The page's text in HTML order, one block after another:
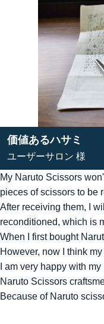
価値あるハサミ
ユーザーサロン 様
My Naruto Scissors
pieces of scissors to be
After receiving them, I
reconditioned, which is
When I first bought
However, now I think
I am very happy with
Naruto Scissors
Because of Naruto